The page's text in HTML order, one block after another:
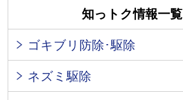
知っトク情報一覧
ゴキブリ防除･駆除
ネズミ駆除